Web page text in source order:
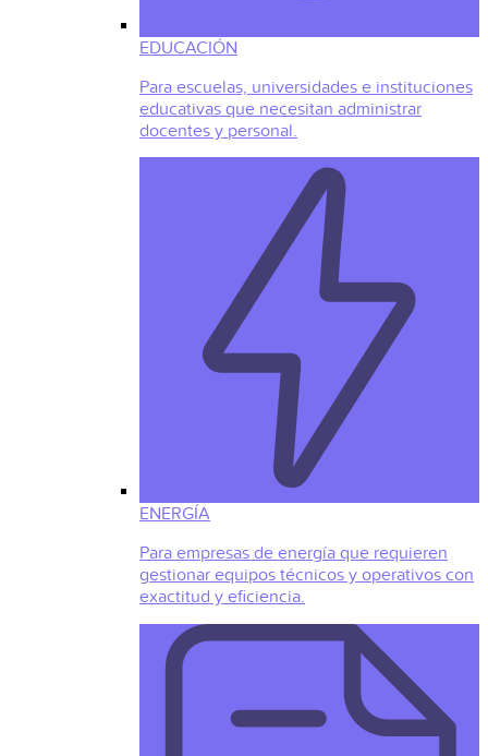
EDUCACIÓN
Para escuelas, universidades e instituciones
educativas que necesitan administrar
docentes y personal.
ENERGÍA
Para empresas de energía que requieren
gestionar equipos técnicos y operativos con
exactitud y eficiencia.